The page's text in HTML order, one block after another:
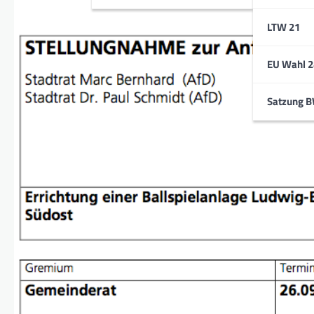
LTW 21
EU Wahl
Satzung